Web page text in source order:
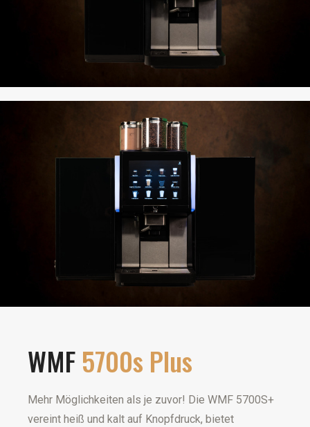
WMF5700s Plus
Mehr Möglichkeiten als je zuvor! Die WMF 5700S+
vereint heiß und kalt auf Knopfdruck, bietet